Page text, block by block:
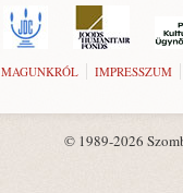
MAGUNKRÓL IMPRESSZUM
© 1989-2026